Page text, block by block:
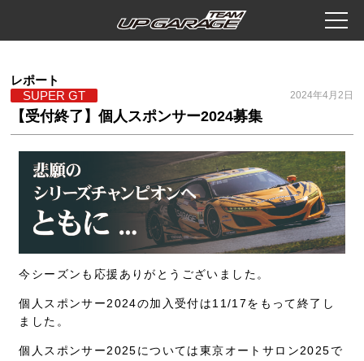
レポート
SUPER GT
【受付終了】個人スポンサー2024募集
2024年4月2日
今シーズンも応援ありがとうございました。
個人スポンサー2024の加入受付は11/17をもって終了し
ました。
個人スポンサー2025については東京オートサロン2025で